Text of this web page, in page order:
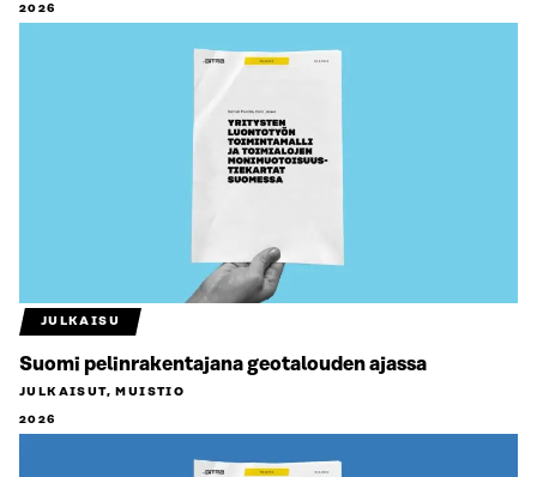
2026
JULKAISU
Suomi pelinrakentajana geotalouden ajassa
JULKAISUT, MUISTIO
2026